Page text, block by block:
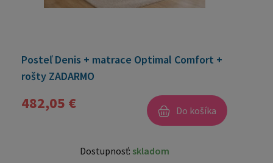
Posteľ Denis + matrace Optimal Comfort +
rošty ZADARMO
482,05 € Do košíka
Dostupnosť: skladom